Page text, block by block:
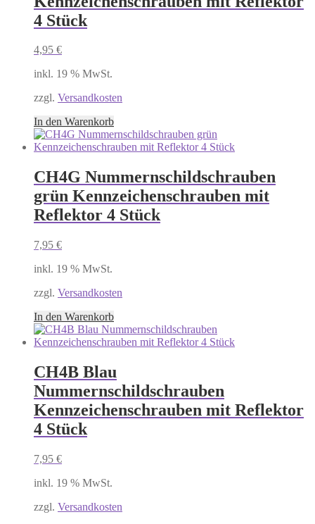
4 Stück
4,95 €
inkl. 19 % MwSt.
zzgl. Versandkosten
In den Warenkorb
CH4G Nummernschildschrauben
grün Kennzeichenschrauben mit
Reflektor 4 Stück
7,95 €
inkl. 19 % MwSt.
zzgl. Versandkosten
In den Warenkorb
CH4B Blau
Nummernschildschrauben
Kennzeichenschrauben mit Reflektor
4 Stück
7,95 €
inkl. 19 % MwSt.
zzgl. Versandkosten